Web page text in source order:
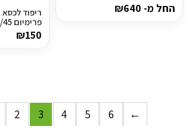
החל מ- ₪640
ריפוד לכסא
פרימיום 45/45/45
₪150
2 3 4 5 6 ←